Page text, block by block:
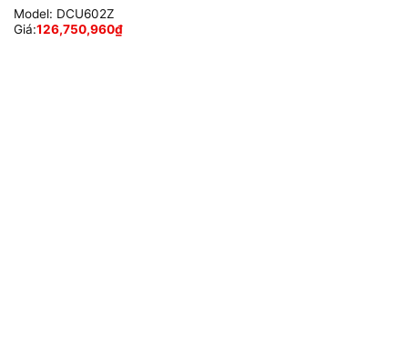
Model: DCU602Z
Giá:126,750,960₫